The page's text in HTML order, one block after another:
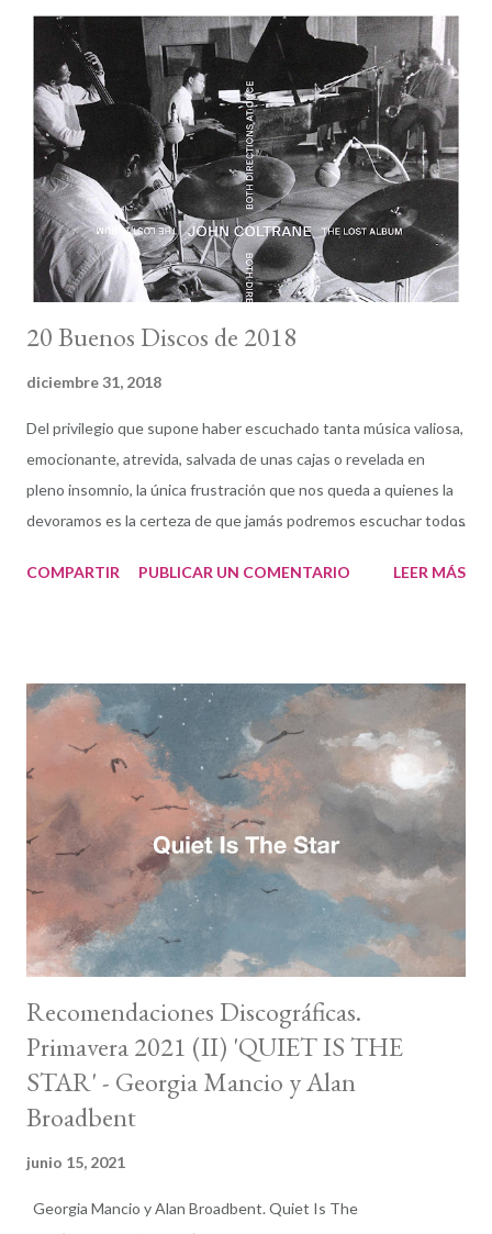
probablemente haga alguna que otra visita en alguna red.
Físicamente sí estaré centrada en lo que debo hacer. De hecho
descansar y recuperar fuerzas será necesario de cara a 2022. En
todo caso, hay proyectos a medias que quiero terminar (un libro
por comentar —del resto de libros editados en 2021 hablaremos
más adelante—, un aniversario por celebrar), y también
intentaré estar en los eventos con fecha cercana que puedan
tener un impa...
20 Buenos Discos de 2018
diciembre 31, 2018
Del privilegio que supone haber escuchado tanta música valiosa,
emocionante, atrevida, salvada de unas cajas o revelada en
pleno insomnio, la única frustración que nos queda a quienes la
devoramos es la certeza de que jamás podremos escuchar todos
Es una de las razones por las que esta ya tradicional lista que
existiera la posibilidad de hablar de toda. Comenzaba 2018 con
un disco en mis manos: Love, Time and Divination , del cuarteto
de Nueva Orleans liderado por el trombonista Mark McGrain. Un
disco que resultó siendo realmente significativo y lúcido en su
título respecto a lo que estaba por venir: un encuentro entre la
tradición y el presente, una apuesta por sacar adelante un
trabajo en que el músico cree. Cada v...
COMPARTIR PUBLICAR UN COMENTARIO LEER MÁS
Recomendaciones Discográficas.
Primavera 2021 (II) 'QUIET IS THE
STAR' - Georgia Mancio y Alan
Broadbent
junio 15, 2021
Georgia Mancio y Alan Broadbent. Quiet Is The